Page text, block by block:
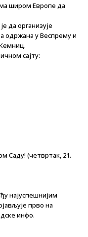
широм Европе да
да организује
одржана у Веспрему и
сајту:
Саду! (четвртак, 21.
најуспешнијим
прво на
инфо.